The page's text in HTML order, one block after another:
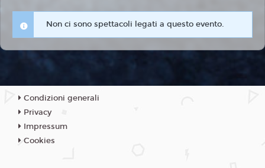
Non ci sono spettacoli legati a questo evento.
Condizioni generali
Privacy
Impressum
Cookies